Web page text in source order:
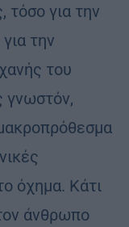
τόσο για την
την
του
γνωστόν,
όχημα. Κάτι
άνθρωπο